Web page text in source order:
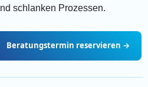
schlanken Prozessen.
Beratungstermin reservieren →